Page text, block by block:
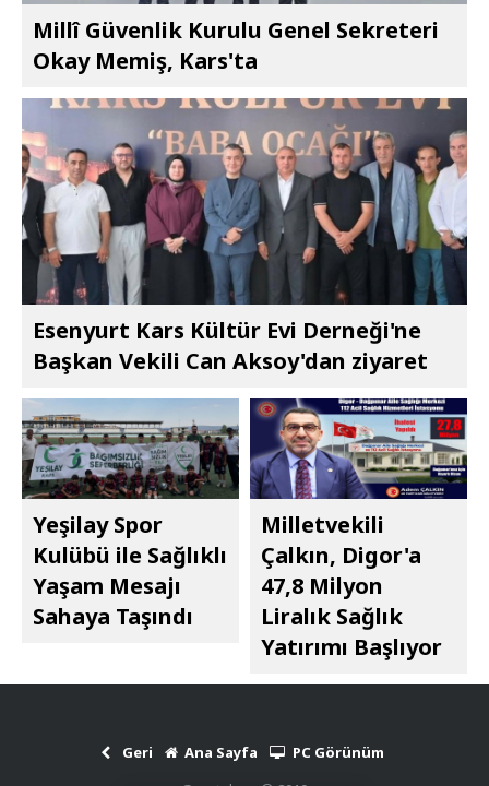
Millî Güvenlik Kurulu Genel Sekreteri
Okay Memiş, Kars'ta
Esenyurt Kars Kültür Evi Derneği'ne
Başkan Vekili Can Aksoy'dan ziyaret
Yeşilay Spor
Kulübü ile Sağlıklı
Yaşam Mesajı
Sahaya Taşındı
Milletvekili
Çalkın, Digor'a
47,8 Milyon
Liralık Sağlık
Yatırımı Başlıyor
Geri Ana Sayfa
PC Görünüm